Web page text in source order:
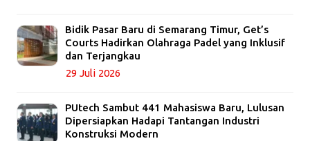
Bidik Pasar Baru di Semarang Timur, Get’s
Courts Hadirkan Olahraga Padel yang Inklusif
dan Terjangkau
29 Juli 2026
PUtech Sambut 441 Mahasiswa Baru, Lulusan
Dipersiapkan Hadapi Tantangan Industri
Konstruksi Modern